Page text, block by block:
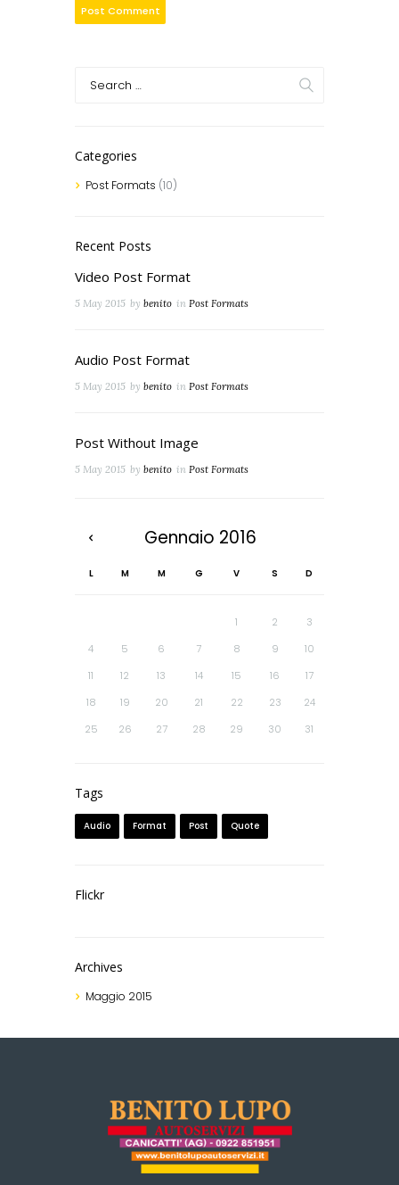
Categories
Post Formats (10)
Recent Posts
Video Post Format
5 May 2015 by benito in Post Formats
Audio Post Format
5 May 2015 by benito in Post Formats
Post Without Image
5 May 2015 by benito in Post Formats
Gennaio 2016
L M M G V S D
1 2
3
4
5 6 7 8 9
10
11
12 13 14 15 16
17
18
19 20 21 22 23
24
25
26 27 28 29 30 31
Tags
Audio Format Post Quote
Flickr
Archives
Maggio 2015